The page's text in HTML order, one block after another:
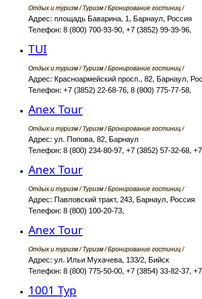
Отдых и туризм / Туризм / Бронирование гостиниц /
Адрес: площадь Баварина, 1, Барнаул, Россия
Телефон: 8 (800) 700-93-90, +7 (3852) 99-39-96,
TUI
Отдых и туризм / Туризм / Бронирование гостиниц /
Адрес: Красноармейский просп., 82, Барнаул,
Телефон: +7 (3852) 22-68-76, 8 (800) 775-77-58,
Anex Tour
Отдых и туризм / Туризм / Бронирование гостиниц /
Адрес: ул. Попова, 82, Барнаул
Телефон: 8 (800) 234-80-97, +7 (3852) 57-32-68,
Anex Tour
Отдых и туризм / Туризм / Бронирование гостиниц /
Адрес: Павловский тракт, 243, Барнаул, Россия
Телефон: 8 (800) 100-20-73,
Anex Tour
Отдых и туризм / Туризм / Бронирование гостиниц /
Адрес: ул. Ильи Мухачева, 133/2, Бийск
Телефон: 8 (800) 775-50-00, +7 (3854) 33-82-37,
1001 Тур